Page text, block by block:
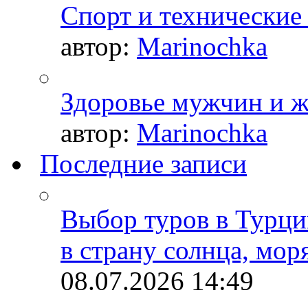
Спорт и
автор: Marinochka
Здоровье мужчин и
автор: Marinochka
Последние записи
Выбор туров в
в страну солнца,
08.07.2026 14:49